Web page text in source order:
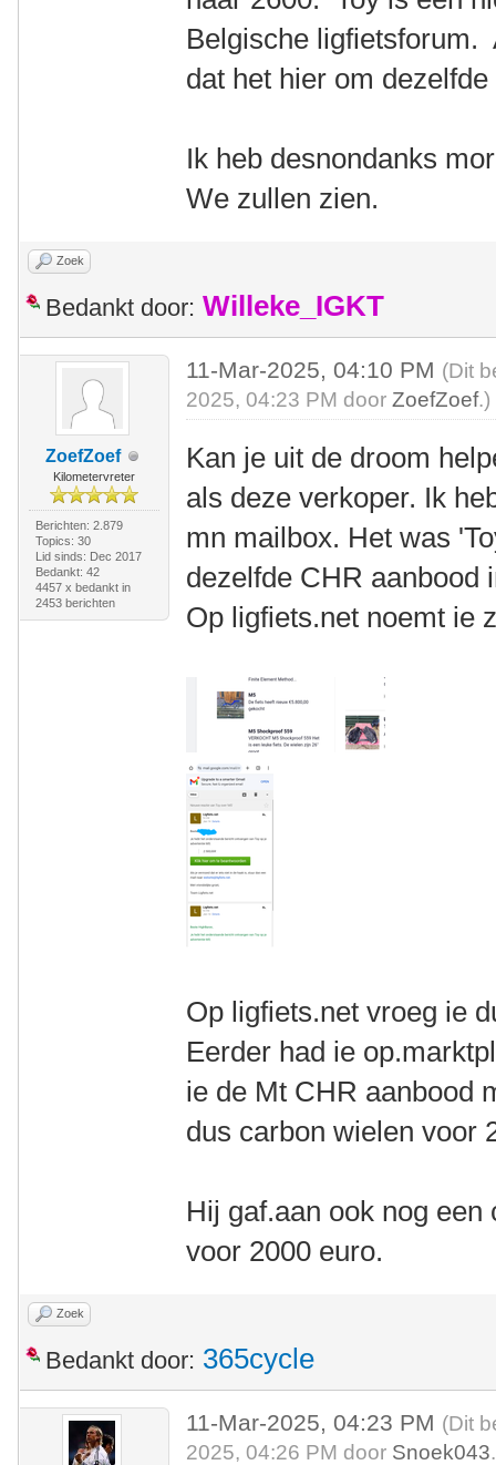
Belgische
dat het hier om
Ik heb desnondanks
We zullen zien.
Zoek
Bedankt door: Willeke_IGKT
ZoefZoef
Kilometervreter
Berichten: 2.879
Topics: 30
Lid sinds: Dec 2017
Bedankt: 42
4457 x bedankt in
2453 berichten
11-Mar-2025, 04:10 PM (Dit
2025, 04:23 PM doorZoefZoef.)
Kan je uit de droom
als deze verkoper. Ik
mn mailbox. Het was
dezelfde CHR
Op ligfiets.net noemt ie
Op ligfiets.net vroeg ie
Eerder had ie
ie de Mt CHR aanbood
dus carbon wielen voor
Hij gaf.aan ook nog
voor 2000 euro.
Zoek
Bedankt door: 365cycle
11-Mar-2025, 04:23 PM (Dit
2025, 04:26 PM door Snoek043